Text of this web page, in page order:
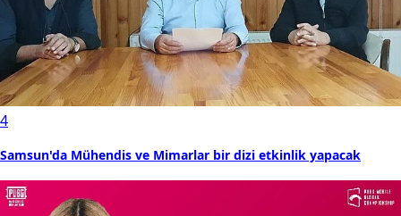
4
Samsun'da Mühendis ve Mimarlar bir dizi etkinlik yapacak